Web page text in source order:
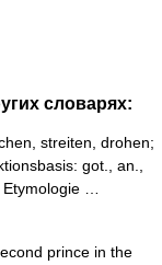
словарях:
streiten, drohen;
got., an.,
Etymologie …
prince in the